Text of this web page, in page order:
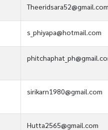
Theeridsara52@gmail.com
s_phiyapa@hotmail.com
sirikarn1980@gmail.com
Hutta2565@gmail.com